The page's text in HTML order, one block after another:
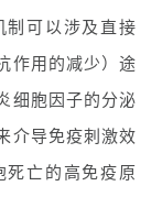
制可以涉及直接
作用的减少）途
细胞因子的分泌
介导免疫刺激效
死亡的高免疫原